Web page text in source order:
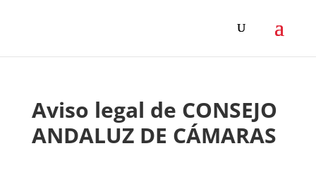
Aviso legal de CONSEJO
ANDALUZ DE CÁMARAS